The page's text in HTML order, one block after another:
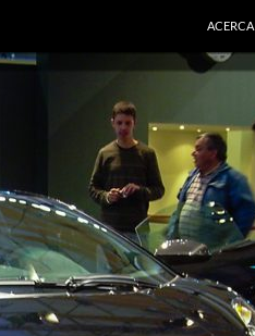
ACERCA